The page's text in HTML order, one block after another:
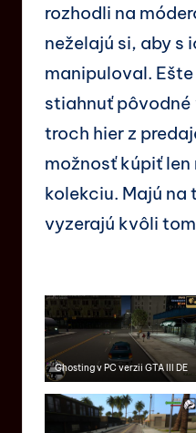
rozhodli na
neželajú si, aby s
manipuloval.
stiahnuť
troch hier z
možnosť kúpiť
kolekciu. Majú na
vyzerajú kvôli
Ghosting v PC verzii GTA III DE